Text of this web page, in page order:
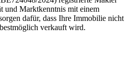
und Marktkenntnis mit einem
dafür, dass Ihre Immobilie nicht
verkauft wird.